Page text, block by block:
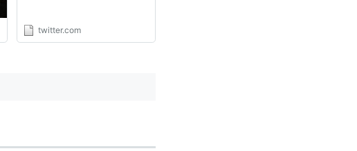
https://t.co/c35g3oFAD3"
twitter.com